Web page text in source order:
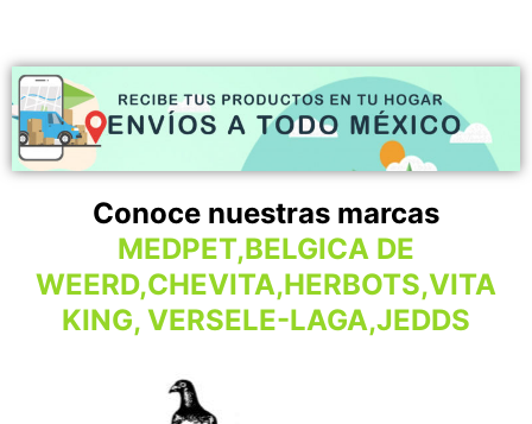
Conoce nuestras marcas
MEDPET,BELGICA DE
WEERD,CHEVITA,HERBOTS,VITA
KING, VERSELE-LAGA,JEDDS